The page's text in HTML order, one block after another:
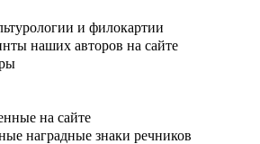
и филокартии
наших авторов на сайте
на сайте
наградные знаки речников